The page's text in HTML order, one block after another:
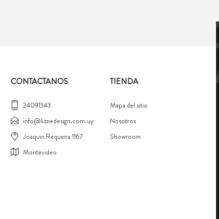
CONTACTANOS
24091343
info@lizziedesign.com.uy
Joaquin Requena 1167
Montevideo
TIENDA
Mapa del sitio
Nosotros
Showroom